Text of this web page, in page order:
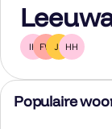
IK FW JS HH
Populaire